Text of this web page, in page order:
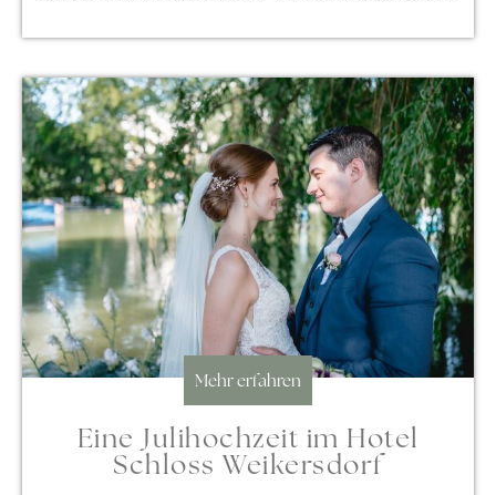
Mehr erfahren
Eine Julihochzeit im Hotel
Schloss Weikersdorf